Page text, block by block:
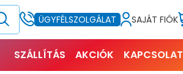
ÜGYFÉLSZOLGÁLAT SAJÁT FIÓK
SZÁLLÍTÁS AKCIÓK KAPCSOLAT